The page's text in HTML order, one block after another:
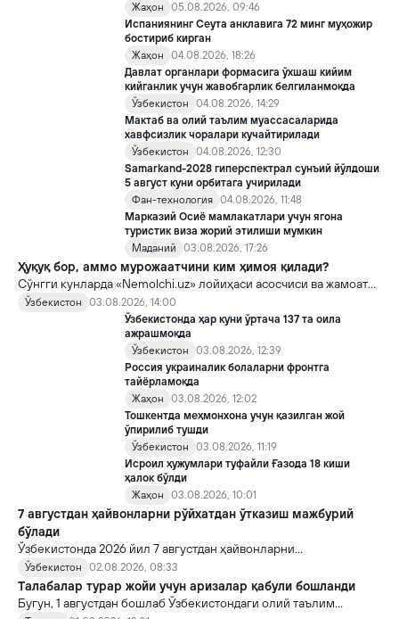
Жаҳон
05.08.2026, 09:46
Испаниянинг Сеута анклавига 72 минг муҳожир
бостириб кирган
Жаҳон
04.08.2026, 18:26
Давлат органлари формасига ўхшаш кийим
кийганлик учун жавобгарлик белгиланмоқда
Ўзбекистон
04.08.2026, 14:29
Мактаб ва олий таълим муассасаларида
хавфсизлик чоралари кучайтирилади
Ўзбекистон
04.08.2026, 12:30
Samarkand-2028 гиперспектрал сунъий йўлдоши
5 август куни орбитага учирилади
Фан-технология 04.08.2026, 11:48
Марказий Осиё мамлакатлари учун ягона
туристик виза жорий этилиши мумкин
Маданий
03.08.2026, 17:26
Ҳуқуқ бор, аммо мурожаатчини ким ҳимоя қилади?
Сўнгги кунларда «Nemolchi.uz» лойиҳаси асосчиси ва жамоат
фаоли Ирина Матвиенко билан боғлиқ воқеа жамоатчиликда
кенг муҳокама қилинмоқда.
Ўзбекистон
03.08.2026, 14:00
Ўзбекистонда ҳар куни ўртача 137 та оила
ажрашмоқда
Ўзбекистон
03.08.2026, 12:39
Россия украиналик болаларни фронтга
тайёрламоқда
Жаҳон
03.08.2026, 12:02
Тошкентда меҳмонхона учун қазилган жой
ўпирилиб тушди
Ўзбекистон
03.08.2026, 11:19
Исроил ҳужумлари туфайли Ғазода 18 киши
ҳалок бўлди
Жаҳон
03.08.2026, 10:01
7 августдан ҳайвонларни рўйхатдан ўтказиш мажбурий
бўлади
Ўзбекистонда 2026 йил 7 августдан ҳайвонларни
идентификация қилиш ва давлат рўйхатидан ўтказишнинг янги
тартиби кучга киради.
Ўзбекистон 02.08.2026, 08:33
Tалабалар турар жойи учун аризалар қабули бошланди
Бугун, 1 августдан бошлаб Ўзбекистондаги олий таълим